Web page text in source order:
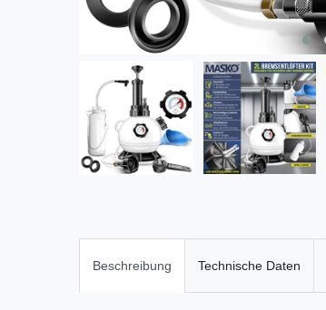
Beschreibung Technische Daten